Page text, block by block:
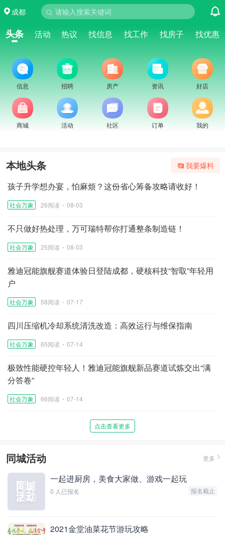
成都 请输入搜索关键词
头条 活动 热议 找信息 找工作 找房子 找优惠
信息 招聘 房产 资讯 好店
商城 活动 社区 订单 我的
本地头条 我要爆料
孩子升学想办宴，怕麻烦？这份省心筹备攻略请收好！
社会万象 26阅读 08-03
不只做好热处理，万可瑞特帮你打通整条制造链！
社会万象 25阅读 08-03
雅迪冠能旗舰赛道体验日登陆成都，硬核科技“智取”年轻用
户
社会万象 58阅读 07-17
四川压缩机冷却系统清洗改造：高效运行与维保指南
社会万象 65阅读 07-14
极致性能硬控年轻人！雅迪冠能旗舰新品赛道试炼交出“满
分答卷”
社会万象 66阅读 07-14
点击查看更多
同城活动 更多
一起进厨房，美食大家做、游戏一起玩
报名截止
0 人已报名
2021金堂油菜花节游玩攻略